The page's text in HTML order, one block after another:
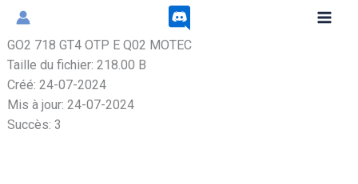
Aller
contenu
GO2 718 GT4 OTP E Q02 MOTEC
Taille du fichier: 218.00 B
Créé: 24-07-2024
Mis à jour: 24-07-2024
Succès: 3